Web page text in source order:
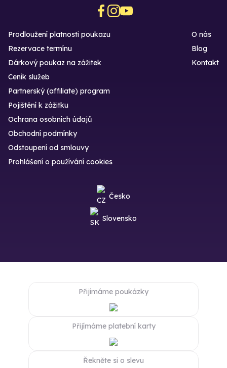
Prodloužení platnosti poukazu
Rezervace termínu
Dárkový poukaz na zážitek
O nás
Blog
Kontakt
Ceník služeb
Partnerský (affiliate) program
Pojištění k zážitku
Ochrana osobních údajů
Obchodní podmínky
Odstoupení od smlouvy
Prohlášení o používání cookies
Česko
Slovensko
Přijímáme poukázky
Přijímáme platební karty
Řekněte si o slevu